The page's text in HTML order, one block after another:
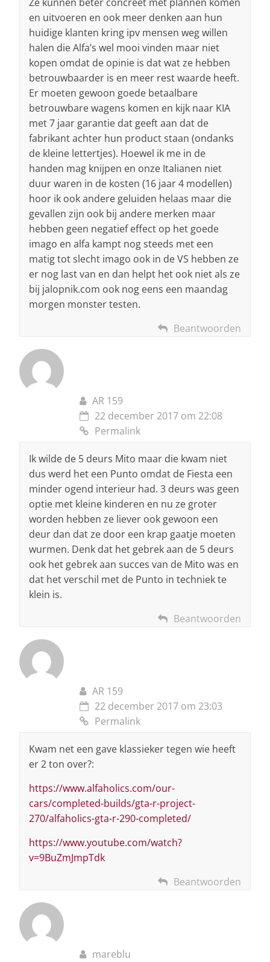
en uitvoeren en ook meer denken aan hun
huidige klanten kring ipv mensen weg willen
halen die Alfa’s wel mooi vinden maar niet
kopen omdat de opinie is dat wat ze hebben
betrouwbaarder is en meer rest waarde heeft.
Er moeten gewoon goede betaalbare
betrouwbare wagens komen en kijk naar KIA
met 7 jaar garantie dat geeft aan dat de
fabrikant achter hun product staan (ondanks
de kleine lettertjes). Hoewel ik me in de
handen mag knijpen en onze Italianen niet
duur waren in de kosten (16 jaar 4 modellen)
hoor ik ook andere geluiden helaas maar die
gevallen zijn ook bij andere merken maar
hebben geen negatief effect op het goede
imago en alfa kampt nog steeds met een
matig tot slecht imago ook in de VS hebben ze
er nog last van en dan helpt het ook niet als ze
bij jalopnik.com ook nog eens een maandag
morgen monster testen.
Beantwoorden
AR 159
22 december 2017 om 22:08
Permalink
Ik wilde de 5 deurs Mito maar die kwam niet
dus werd het een Punto omdat de Fiesta een
minder ogend interieur had. 3 deurs was geen
optie met kleine kinderen en nu ze groter
worden hebben ze liever ook gewoon een
deur dan dat ze door een krap gaatje moeten
wurmen. Denk dat het gebrek aan de 5 deurs
ook het gebrek aan succes van de Mito was en
dat het verschil met de Punto in techniek te
klein is.
Beantwoorden
AR 159
22 december 2017 om 23:03
Permalink
Kwam net een gave klassieker tegen wie heeft
er 2 ton over?:
https://www.alfaholics.com/our-
cars/completed-builds/gta-r-project-
270/alfaholics-gta-r-290-completed/
https://www.youtube.com/watch?
v=9BuZmJmpTdk
Beantwoorden
mareblu